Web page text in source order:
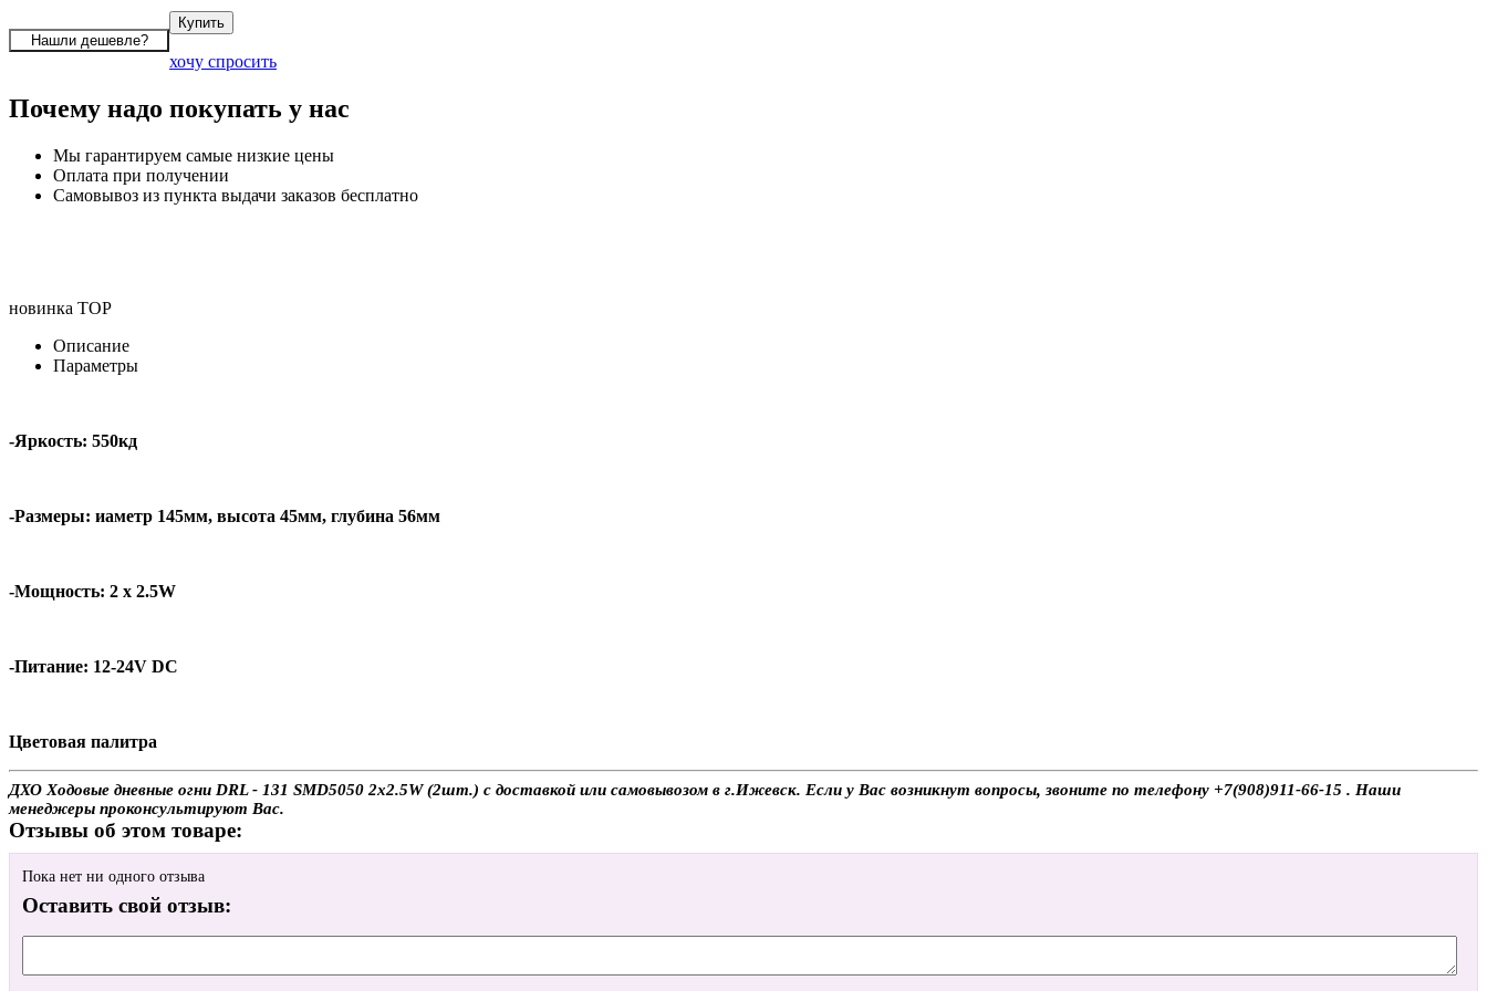
хочу спросить
Почему надо покупать у нас
Мы гарантируем самые низкие цены
Оплата при получении
Самовывоз из пункта выдачи заказов бесплатно
новинка TOP
Описание
Параметры
-Яркость: 550кд
-Размеры: иаметр 145мм, высота 45мм, глубина 56мм
-Мощность: 2 x 2.5W
-Питание: 12-24V DC
Цветовая палитра
ДХО Ходовые дневные огни DRL - 131 SMD5050 2x2.5W (2шт.) с доставкой или самовывозом в г.Ижевск. Если у Вас возникнут вопросы, звоните по телефону +7(908)911-66-15 . Наши
менеджеры проконсультируют Вас.
Отзывы об этом товаре:
Пока нет ни одного отзыва
Оставить свой отзыв: